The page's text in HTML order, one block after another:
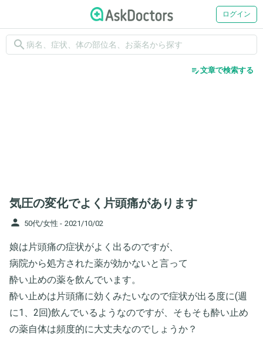
ログイン
search
edit_note文章で検索する
気圧の変化でよく片頭痛があります
person 50代/女性 - 2021/10/02
娘は片頭痛の症状がよく出るのですが、
病院から処方された薬が効かないと言って
酔い止めの薬を飲んでいます。
酔い止めは片頭痛に効くみたいなので症状が出る度に(週
に1、2回)飲んでいるようなのですが、そもそも酔い止め
の薬自体は頻度的に大丈夫なのでしょうか？